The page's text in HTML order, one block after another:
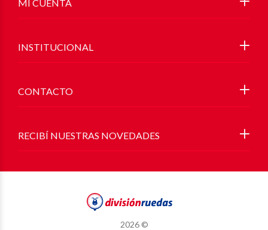
RECIBÍ NUESTRAS NOVEDADES
MI CUENTA
INSTITUCIONAL
CONTACTO
2026 ©